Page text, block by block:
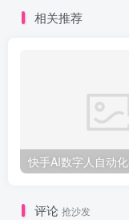
相关推荐
评论 抢沙发